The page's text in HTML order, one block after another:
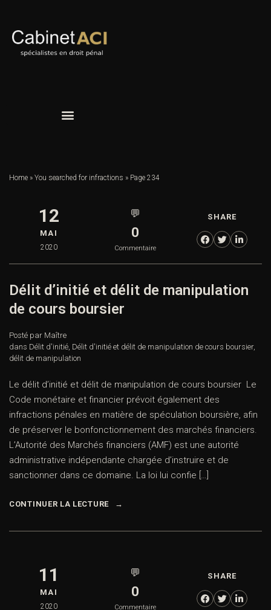
Home » You searched for infractions » Page 234
12
MAI
2020
💬
0
Commentaire
SHARE
Délit d’initié et délit de manipulation
de cours boursier
Posté par Maître
dans Délit d'initié, Délit d'initié et délit de manipulation de cours boursier,
délit de manipulation
Le délit d’initié et délit de manipulation de cours boursier Le
Code monétaire et financier prévoit également des
infractions pénales en matière de spéculation boursière, afin
de préserver le bonfonctionnement des marchés financiers.
L’Autorité des Marchés financiers (AMF) est une autorité
administrative indépendante chargée d’instruire et de
sanctionner dans ce domaine. La loi lui confie […]
CONTINUER LA LECTURE
11
MAI
2020
💬
0
Commentaire
SHARE